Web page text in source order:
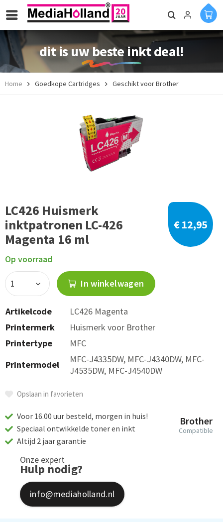
dit is uw beste inkt deal!
Home Goedkope Cartridges Geschikt voor Brother
LC426 Huismerk
inktpatronen LC-426
Magenta 16 ml
€ 12,95
Op voorraad
In winkelwagen
Artikelcode
LC426 Magenta
Printermerk
Huismerk voor Brother
Printertype
MFC
Printermodel
MFC-J4335DW, MFC-J4340DW, MFC-
J4535DW, MFC-J4540DW
Opslaan in favorieten
Brother
Compatible
Voor 16.00 uur besteld, morgen in huis!
Speciaal ontwikkelde toner en inkt
Altijd 2 jaar garantie
Onze expert
Hulp nodig?
info@mediaholland.nl